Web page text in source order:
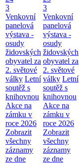
3
Venkovní
panelová
výstava -
osudy
židovských
obyvatel za
2. světové
války Letní
soutěž s
knihovnou
Akce na
zámku v
roce 2026
Zobrazit
všechny
záznamy
ze dne
3
Venkovní
panelová
výstava -
osudy
židovských
obyvatel za
2. světové
války Letní
soutěž s
knihovnou
Akce na
zámku v
roce 2026
Zobrazit
všechny
záznamy
ze dne